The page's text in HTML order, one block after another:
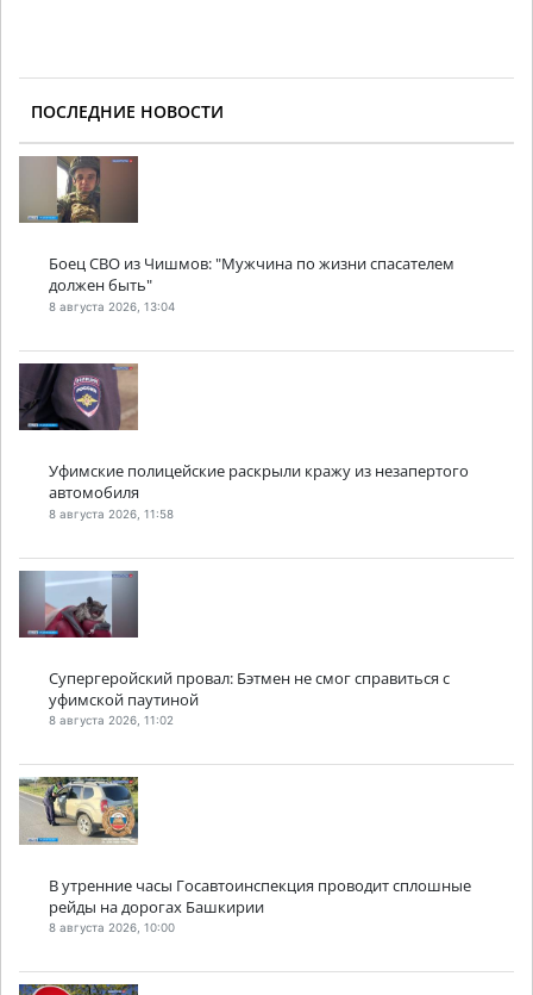
ПОСЛЕДНИЕ НОВОСТИ
Боец СВО из Чишмов: "Мужчина по жизни спасателем
должен быть"
8 августа 2026, 13:04
Уфимские полицейские раскрыли кражу из незапертого
автомобиля
8 августа 2026, 11:58
Супергеройский провал: Бэтмен не смог справиться с
уфимской паутиной
8 августа 2026, 11:02
В утренние часы Госавтоинспекция проводит сплошные
рейды на дорогах Башкирии
8 августа 2026, 10:00